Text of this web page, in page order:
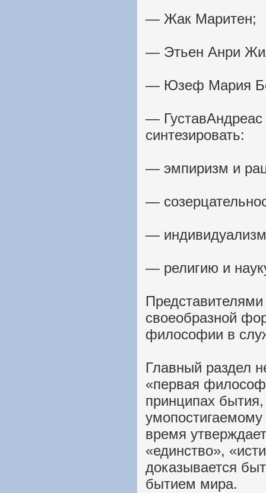
— Жак Маритен;
— Этьен Анри
— Юзеф Мария
— ГуставАндреас
синтезировать:
— эмпиризм и
—
—
— религию и
своеобразной
философии в
Главный раздел
«первая
принципах бытия,
время
«единство»,
доказывается
бытием мира.